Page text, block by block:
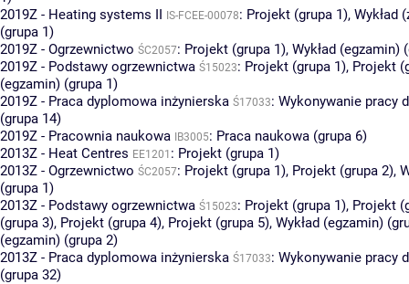
2019Z - Heating systems II IS-FCEE-00078: Projekt (grupa 1), Wykład
(grupa 1)
2019Z - Ogrzewnictwo ŚC2057: Projekt (grupa 1), Wykład (egzamin)
2019Z - Podstawy ogrzewnictwa Ś15023: Projekt (grupa 1), Projekt
(egzamin) (grupa 1)
2019Z - Praca dyplomowa inżynierska Ś17033: Wykonywanie pracy
(grupa 14)
2019Z - Pracownia naukowa IB3005: Praca naukowa (grupa 6)
2013Z - Heat Centres EE1201 : Projekt (grupa 1)
2013Z - Ogrzewnictwo ŚC2057: Projekt (grupa 1), Projekt (grupa 2),
(grupa 1)
2013Z - Podstawy ogrzewnictwa Ś15023: Projekt (grupa 1), Projekt
(grupa 3), Projekt (grupa 4), Projekt (grupa 5), Wykład (egzamin)
(egzamin) (grupa 2)
2013Z - Praca dyplomowa inżynierska Ś17033: Wykonywanie pracy
(grupa 32)